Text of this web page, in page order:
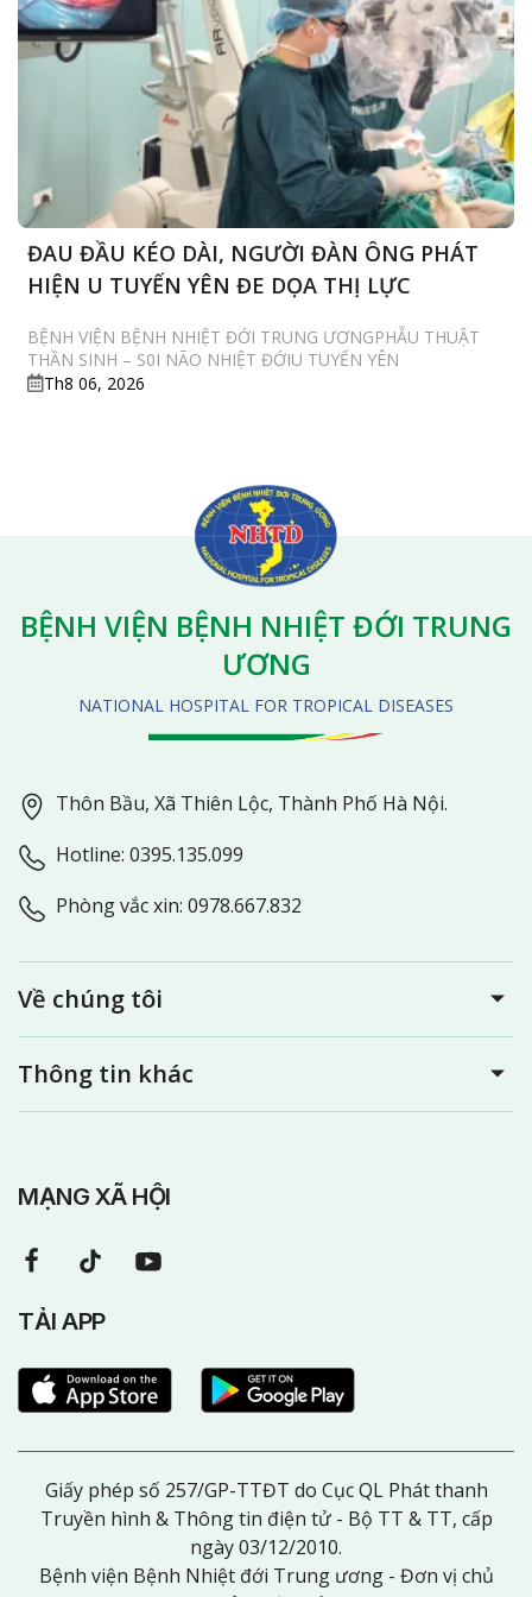
CỨU
ĐAU ĐẦU KÉO DÀI, NGƯỜI ĐÀN ÔNG PHÁT
HIỆN U TUYẾN YÊN ĐE DỌA THỊ LỰC
BỆNH VIỆN BỆNH NHIỆT ĐỚI TRUNG ƯƠNGPHẪU THUẬT
THẦN SINH – S0I NÃO NHIỆT ĐỚIU TUYẾN YÊN
Th8 06, 2026
BỆNH VIỆN BỆNH NHIỆT ĐỚI TRUNG
ƯƠNG
NATIONAL HOSPITAL FOR TROPICAL DISEASES
Thôn Bầu, Xã Thiên Lộc, Thành Phố Hà Nội.
Hotline: 0395.135.099
Phòng vắc xin: 0978.667.832
Về chúng tôi
Thông tin khác
MẠNG XÃ HỘI
TẢI APP
Giấy phép số 257/GP-TTĐT do Cục QL Phát thanh
Truyền hình & Thông tin điện tử - Bộ TT & TT, cấp
ngày 03/12/2010.
Bệnh viện Bệnh Nhiệt đới Trung ương - Đơn vị chủ